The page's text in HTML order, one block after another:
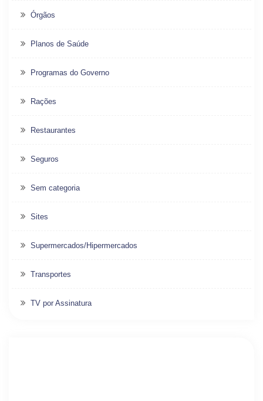
Órgãos
Planos de Saúde
Programas do Governo
Rações
Restaurantes
Seguros
Sem categoria
Sites
Supermercados/Hipermercados
Transportes
TV por Assinatura